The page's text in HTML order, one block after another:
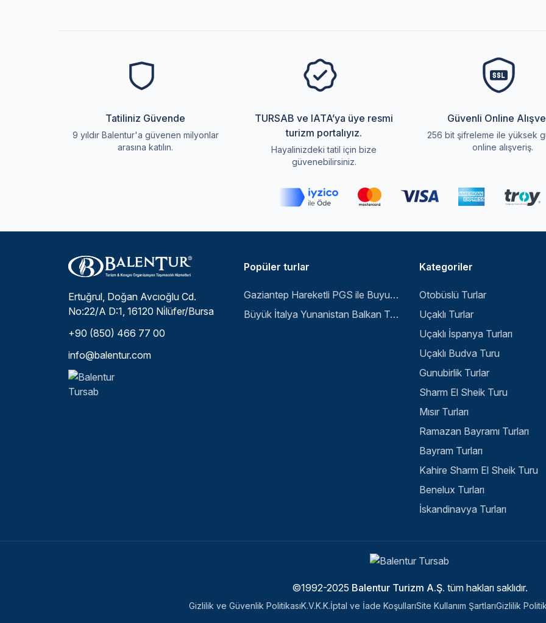
Tatiliniz Güvende
9 yıldır Balentur'a güvenen milyonlar
arasına katılın.
TURSAB ve IATA’ya üye resmi
turizm portalıyız.
Hayalinizdeki tatil için bize
güvenebilirsiniz.
Güvenli Online
256 bit şifreleme ile yüksek
online alışveriş.
Ertuğrul, Doğan Avcıoğlu Cd.
No:22/A D:1, 16120 Ni̇lüfer/Bursa
+90 (850) 466 77 00
info@balentur.com
Popüler turlar
Gaziantep Hareketli PGS ile Buyuk Balkan 6 Gece 8 Gun Vizesiz SKP-SKP
Büyük İtalya Yunanistan Balkan Turu - İstanbul
Kategoriler
Otobüslü Turlar
Uçaklı Turlar
Uçaklı İspanya Turları
Uçaklı Budva Turu
Gunubirlik Turlar
Sharm El Sheik Turu
Mısır Turları
Ramazan Bayramı Turları
Bayram Turları
Kahire Sharm El Sheik Turu
Benelux Turları
İskandinavya Turları
©1992-2025 Balentur Turizm A.Ş. tüm hakları saklıdır.
Gizlilik ve Güvenlik PolitikasıK.V.K.K.İptal ve İade KoşullarıSite Kullanım ŞartlarıGizlilik